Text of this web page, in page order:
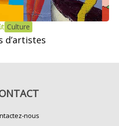
Culture
d’artistes
nous